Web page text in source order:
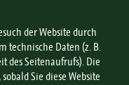
der Website durch
technische Daten (z. B.
des Seitenaufrufs). Die
Sie diese Website